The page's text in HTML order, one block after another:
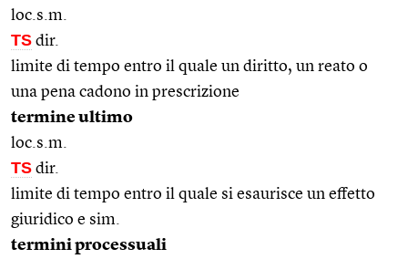
loc.s.m.
TS dir.
limite di tempo entro il quale un diritto, un reato o
una pena cadono in prescrizione
termine ultimo
loc.s.m.
TS dir.
limite di tempo entro il quale si esaurisce un effetto
giuridico e sim.
termini processuali